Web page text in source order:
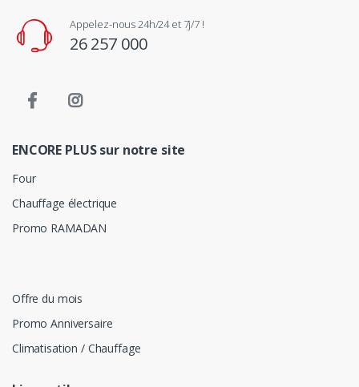
Appelez-nous 24h/24 et 7j/7 !
26 257 000
ENCORE PLUS sur notre site
Four
Chauffage électrique
Promo RAMADAN
Offre du mois
Promo Anniversaire
Climatisation / Chauffage